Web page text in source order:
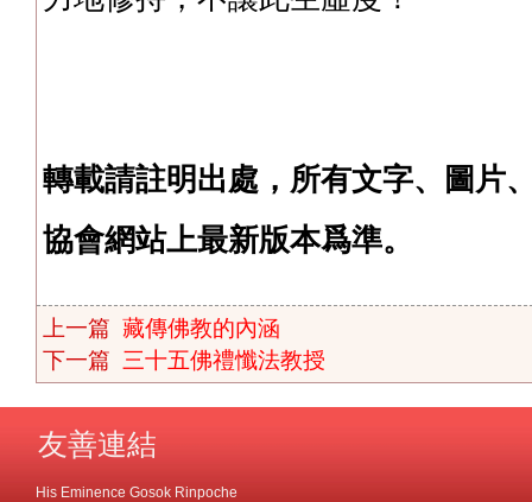
轉載請註明出處，所有文字、圖片
協會網站上最新版本爲準。
上一篇 藏傳佛教的內涵
下一篇 三十五佛禮懺法教授
友善連結
His Eminence Gosok Rinpoche